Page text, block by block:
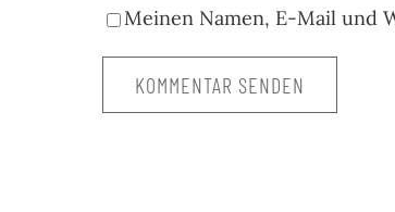
Meinen Namen, E-Mail und